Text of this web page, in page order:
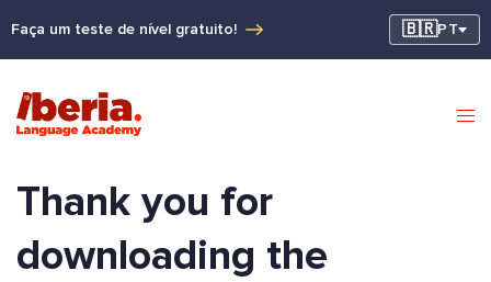
Faça um teste de nível gratuito! 🇧🇷PT
Thank you for
downloading the